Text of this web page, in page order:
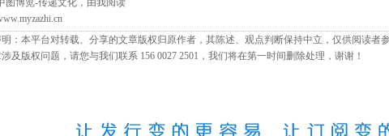
图博览-传递文化，由我阅读
：本平台对转载、分享的文章版权归原作者，其陈述、观点判断保持中立，仅供阅读者
及版权问题，请您与我们联系 156 0027 2501，我们将在第一时间删除处理，谢谢！